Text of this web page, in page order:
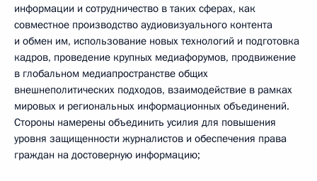
информации и сотрудничество в таких сферах, как
совместное производство аудиовизуального контента
и обмен им, использование новых технологий и подготовка
кадров, проведение крупных медиафорумов, продвижение
в глобальном медиапространстве общих
внешнеполитических подходов, взаимодействие в рамках
мировых и региональных информационных объединений.
Стороны намерены объединить усилия для повышения
уровня защищенности журналистов и обеспечения права
граждан на достоверную информацию;